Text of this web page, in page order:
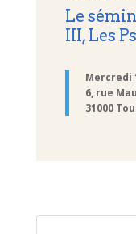
Le
III, Les
Mercredi
6, rue
31000